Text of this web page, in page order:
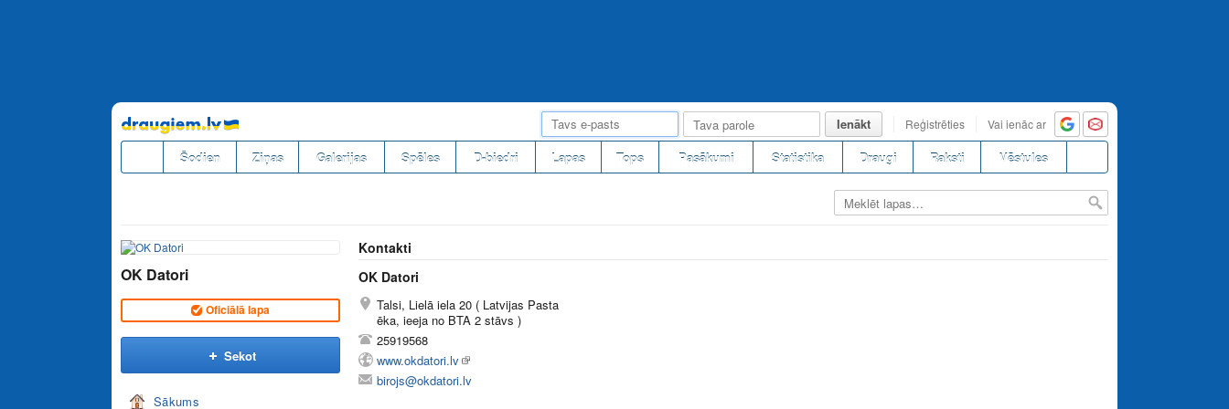
Pāriet
uz
saturu
Ienākt Reģistrēties Vai ienāc ar
Šodien Ziņas Galerijas Spēles D-biedri Lapas Tops Pasākumi Statistika Draugi Raksti Vēstules
OK Datori
Oficiālā lapa
Sekot
Sākums
Kontakti
OK Datori
Talsi, Lielā iela 20 ( Latvijas Pasta
ēka, ieeja no BTA 2 stāvs )
25919568
www.okdatori.lv
birojs@okdatori.lv